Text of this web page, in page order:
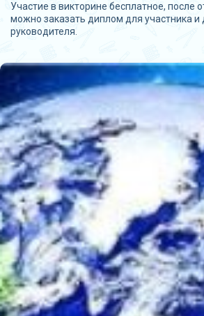
Участие в викторине бесплатное, после
можно заказать диплом для участника и
руководителя.